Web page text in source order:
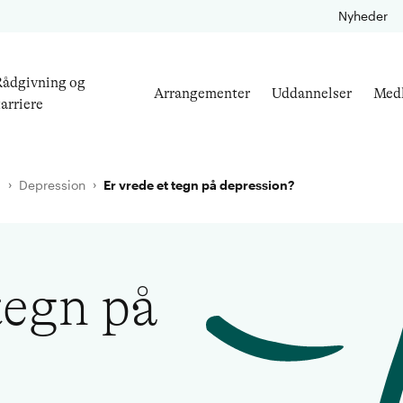
Nyheder
og
Arrangementer Uddannelser
Depression Er vrede et tegn på depression?
på